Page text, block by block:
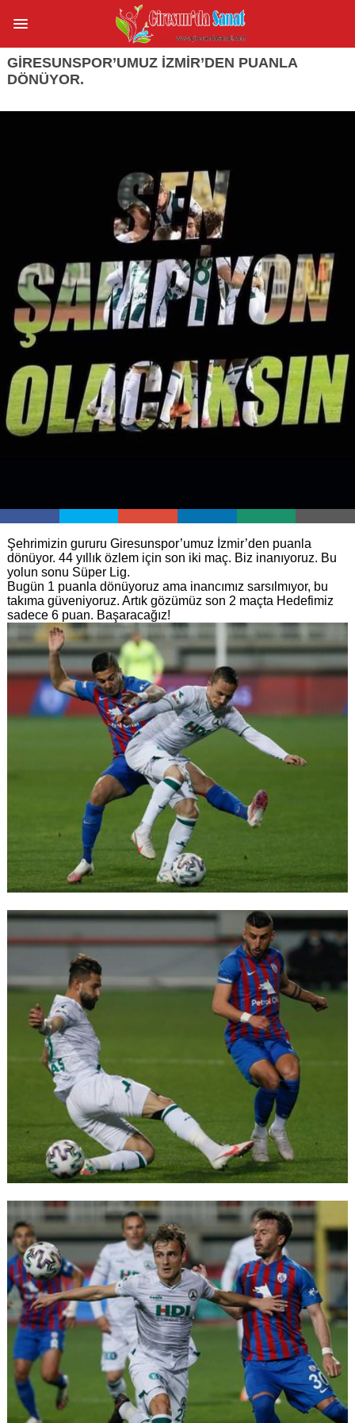
GIRESUNSPOR’UMUZ İZMIR’DEN PUANLA
DÖNÜYOR.
Şehrimizin gururu Giresunspor’umuz İzmir’den puanla
dönüyor. 44 yıllık özlem için son iki maç. Biz inanıyoruz. Bu
yolun sonu Süper Lig.
Bugün 1 puanla dönüyoruz ama inancımız sarsılmıyor, bu
takıma güveniyoruz. Artık gözümüz son 2 maçta Hedefimiz
sadece 6 puan. Başaracağız!